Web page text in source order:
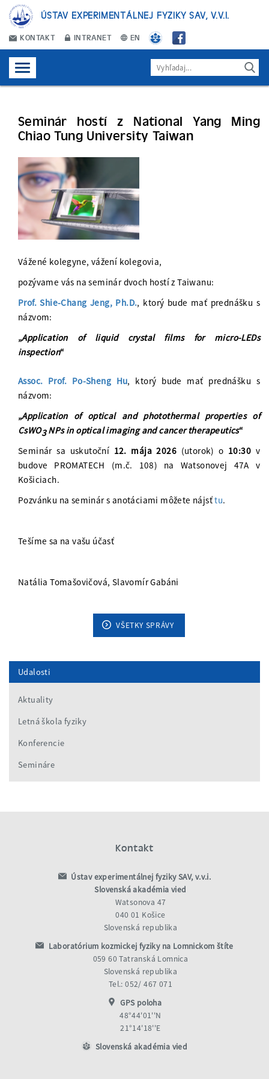
ÚSTAV EXPERIMENTÁLNEJ FYZIKY SAV, V.V.I.
KONTAKT INTRANET EN
Seminár hostí z National Yang Ming
Chiao Tung University Taiwan
Vážené kolegyne, vážení kolegovia,
pozývame vás na seminár dvoch hostí z Taiwanu:
Prof. Shie-Chang Jeng, Ph.D., ktorý bude mať prednášku s
názvom:
„Application of liquid crystal films for micro-LEDs
inspection“
Assoc. Prof. Po-Sheng Hu, ktorý bude mať prednášku s
názvom:
„Application of optical and photothermal properties of
CsWO3NPs in optical imaging and cancer therapeutics“
Seminár sa uskutoční 12. mája 2026 (utorok) o 10:30 v
budove PROMATECH (m.č. 108) na Watsonovej 47A v
Košiciach.
Pozvánku na seminár s anotáciami môžete nájsťtu.
Tešíme sa na vašu účasť
Natália Tomašovičová, Slavomír Gabáni
VŠETKY SPRÁVY
Udalosti
Aktuality
Letná škola fyziky
Konferencie
Semináre
Kontakt
Ústav experimentálnej fyziky SAV, v.v.i.
Slovenská akadémia vied
Watsonova 47
040 01 Košice
Slovenská republika
Laboratórium kozmickej fyziky na Lomnickom štíte
059 60 Tatranská Lomnica
Slovenská republika
Tel.: 052/ 467 071
GPS poloha
48°44'01''N
21°14'18''E
Slovenská akadémia vied